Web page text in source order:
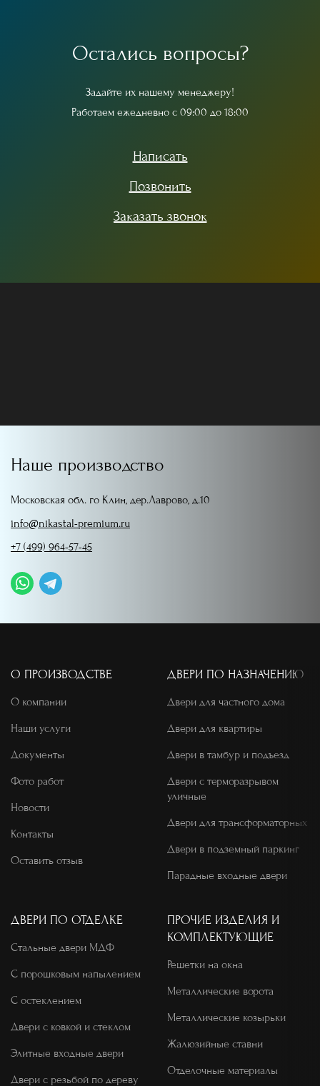
Остались вопросы?
Задайте их нашему менеджеру!
Работаем ежедневно с 09:00 до 18:00
Написать
Позвонить
Заказать звонок
Наше производство
Московская обл. го Клин, дер.Лаврово, д.10
info@nikastal-premium.ru
+7 (499) 964-57-45
О ПРОИЗВОДСТВЕ
О компании
Наши услуги
Документы
Фото работ
Новости
Контакты
Оставить отзыв
ДВЕРИ ПО НАЗНАЧЕНИЮ
Двери для частного дома
Двери для квартиры
Двери в тамбур и подъезд
Двери с терморазрывом
уличные
Двери для трансформаторных
Двери в подземный паркинг
Парадные входные двери
ДВЕРИ ПО ОТДЕЛКЕ
Стальные двери МДФ
С порошковым напылением
С остеклением
Двери с ковкой и стеклом
Элитные входные двери
Двери с резьбой по дереву
ПРОЧИЕ ИЗДЕЛИЯ И
КОМПЛЕКТУЮЩИЕ
Решетки на окна
Металлические ворота
Металлические козырьки
Жалюзийные ставни
Отделочные материалы